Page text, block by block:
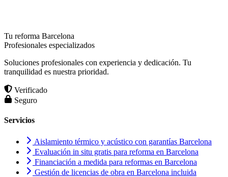
Tu reforma Barcelona
Profesionales especializados
Soluciones profesionales con experiencia y dedicación. Tu
tranquilidad es nuestra prioridad.
Verificado
Seguro
Servicios
Aislamiento térmico y acústico con garantías Barcelona
Evaluación in situ gratis para reforma en Barcelona
Financiación a medida para reformas en Barcelona
Gestión de licencias de obra en Barcelona incluida